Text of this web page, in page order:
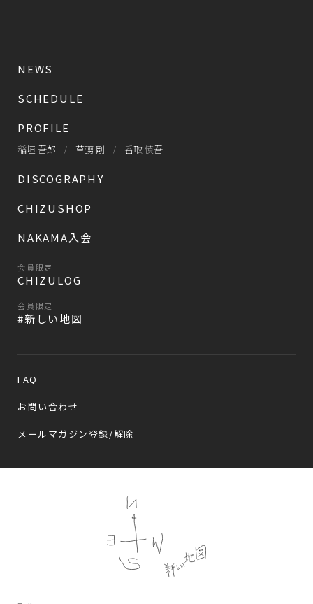
NEWS
SCHEDULE
PROFILE
稲垣 吾郎 草彅 剛 香取 慎吾
DISCOGRAPHY
CHIZUSHOP
NAKAMA入会
会員限定
CHIZULOG
会員限定
#新しい地図
FAQ
お問い合わせ
メールマガジン登録/解除